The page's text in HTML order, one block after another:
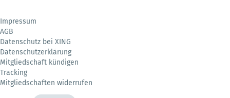
Impressum
AGB
Datenschutz bei XING
Datenschutzerklärung
Mitgliedschaft kündigen
Tracking
Mitgliedschaften widerrufen